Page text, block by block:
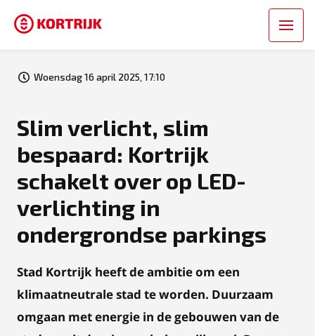
Woensdag 16 april 2025, 17:10
Slim verlicht, slim
bespaard: Kortrijk
schakelt over op LED-
verlichting in
ondergrondse parkings
Stad Kortrijk heeft de ambitie om een
klimaatneutrale stad te worden. Duurzaam
omgaan met energie in de gebouwen van de